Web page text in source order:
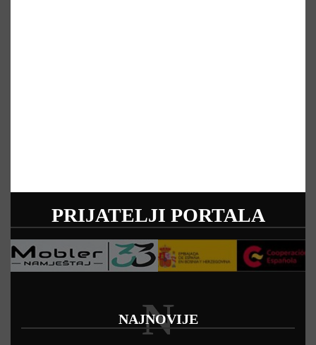
PRIJATELJI PORTALA
NAJNOVIJE
N